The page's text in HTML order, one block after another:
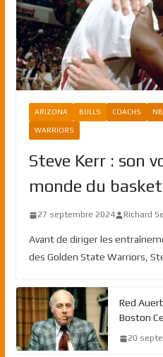
ARIZONA BULLS COACHS
WARRIORS
Steve Kerr : son
monde du basket
27 septembre 2024 Richard
Avant de diriger les
des Golden State Warriors,
Red
Boston
20